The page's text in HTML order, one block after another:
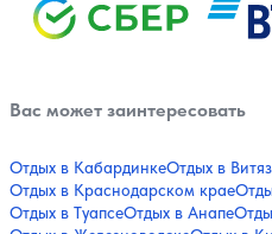
Вас может заинтересовать
Отдых в КабардинкеОтдых в
Отдых в Краснодарском крае
Отдых в ТуапсеОтдых в Анапе